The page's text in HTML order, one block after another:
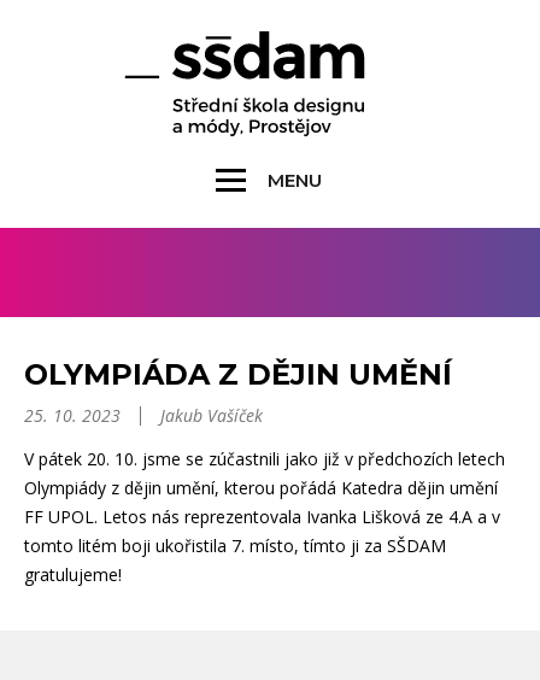
MENU
OLYMPIÁDA Z DĚJIN UMĚNÍ
25. 10. 2023
Jakub Vašíček
V pátek 20. 10. jsme se zúčastnili jako již v předchozích letech
Olympiády z dějin umění, kterou pořádá Katedra dějin umění
FF UPOL. Letos nás reprezentovala Ivanka Lišková ze 4.A a v
tomto litém boji ukořistila 7. místo, tímto ji za SŠDAM
gratulujeme!